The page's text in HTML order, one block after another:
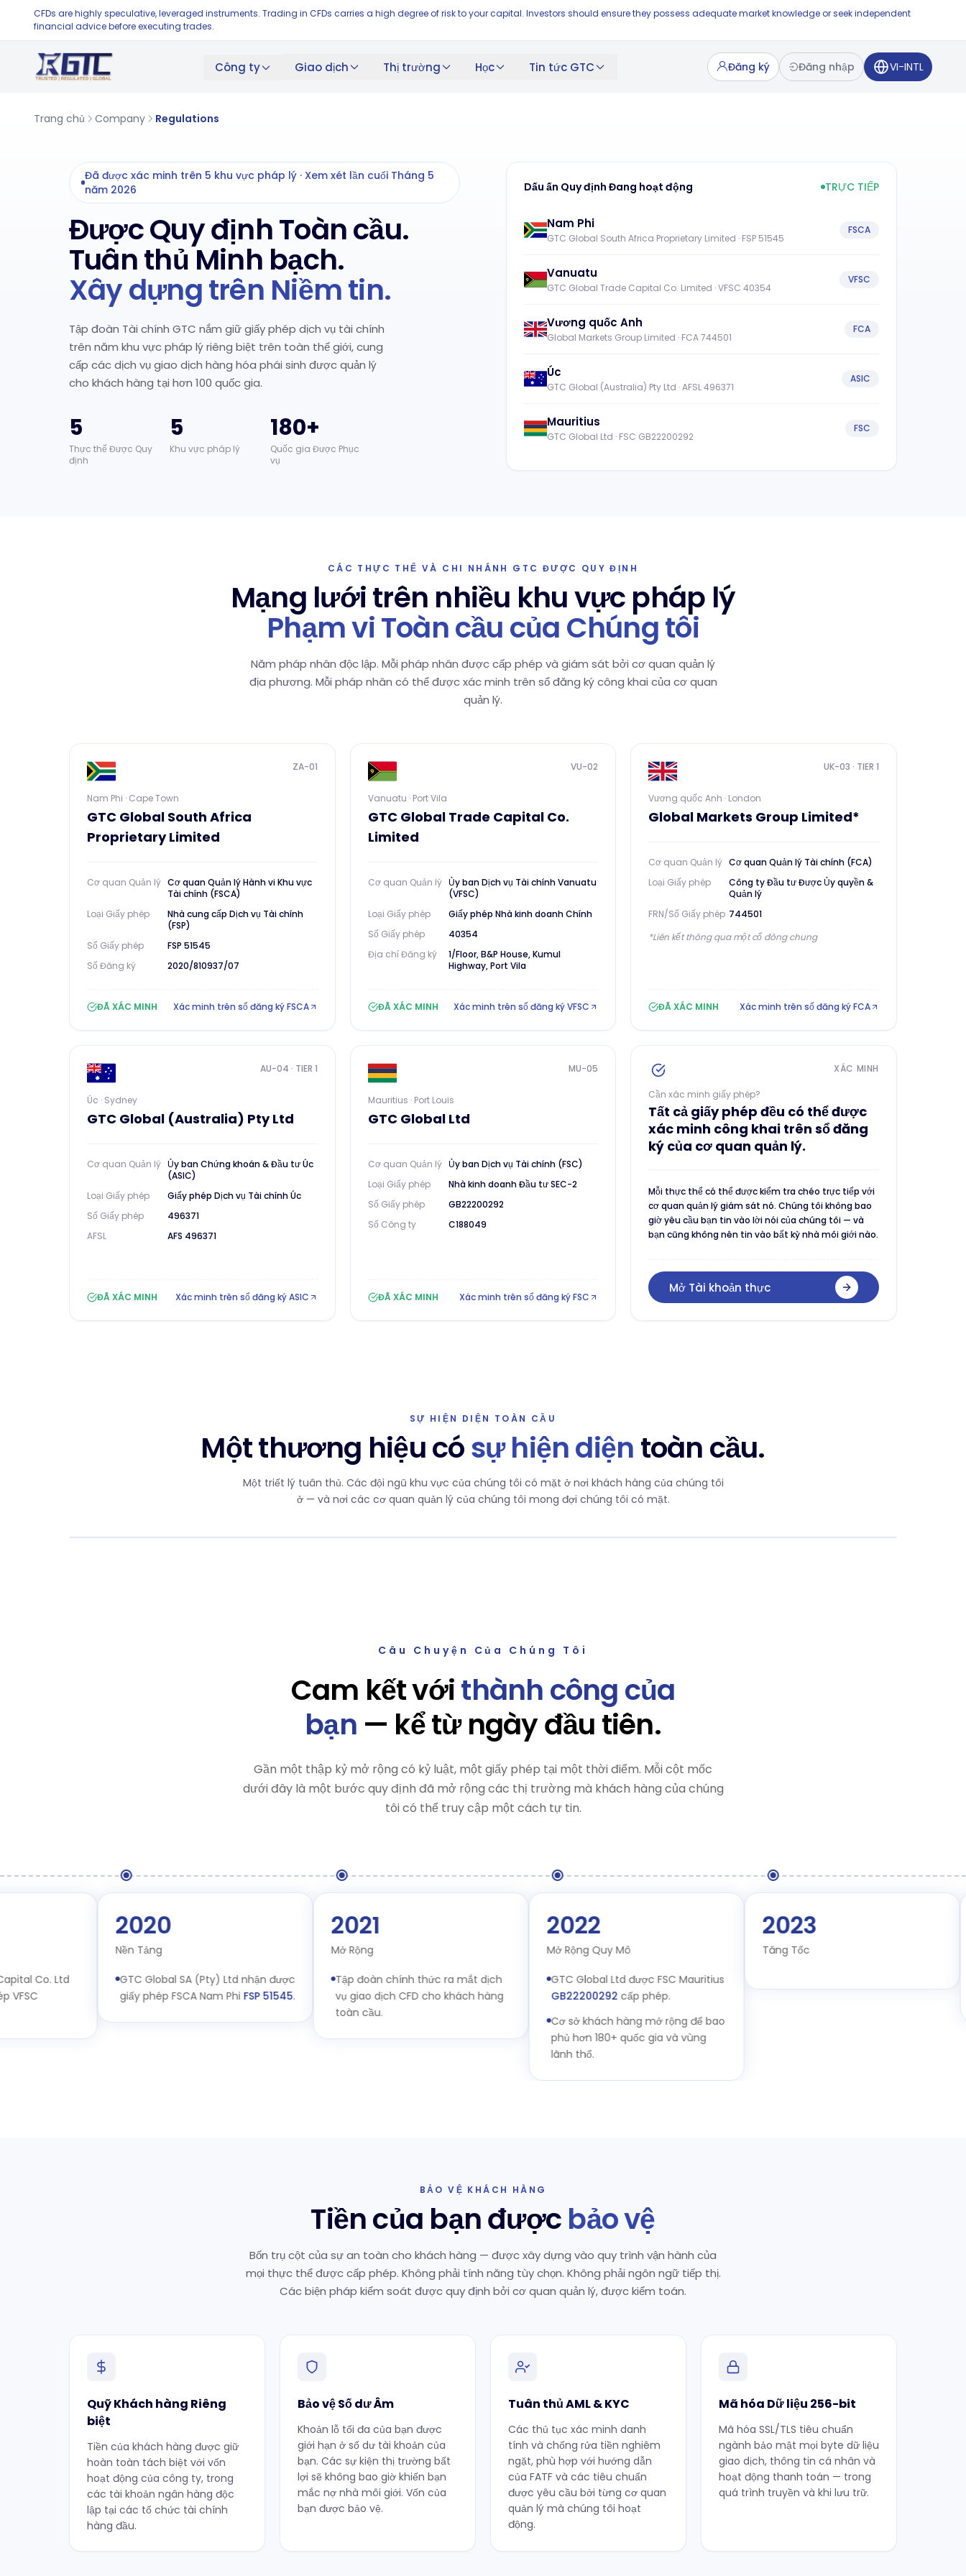
CFDs are highly speculative, leveraged instruments. Trading in CFDs carries a high degree of risk to your capital. Investors should ensure they possess adequate market knowledge or seek independent
financial advice before executing trades.
Công ty Giao dịch Thị trường Học Tin tức GTC Đăng ký Đăng nhập VI-INTL
Trang chủ Company Regulations
Đã được xác minh trên 5 khu vực pháp lý · Xem xét lần cuối Tháng 5
năm 2026
Được Quy định Toàn cầu.
Tuân thủ Minh bạch.
Xây dựng trên Niềm tin.
Tập đoàn Tài chính GTC nắm giữ giấy phép dịch vụ tài chính
trên năm khu vực pháp lý riêng biệt trên toàn thế giới, cung
cấp các dịch vụ giao dịch hàng hóa phái sinh được quản lý
cho khách hàng tại hơn 100 quốc gia.
5
Thực thể Được Quy
định
5
Khu vực pháp lý
180+
Quốc gia Được Phục
vụ
Dấu ấn Quy định Đang hoạt động TRỰC TIẾP
Nam Phi
GTC Global South Africa Proprietary Limited · FSP 51545
FSCA
Vanuatu
GTC Global Trade Capital Co. Limited · VFSC 40354
VFSC
Vương quốc Anh
Global Markets Group Limited · FCA 744501
FCA
Úc
GTC Global (Australia) Pty Ltd · AFSL 496371
ASIC
Mauritius
GTC Global Ltd · FSC GB22200292
FSC
CÁC THỰC THỂ VÀ CHI NHÁNH GTC ĐƯỢC QUY ĐỊNH
Mạng lưới trên nhiều khu vực pháp lý
Phạm vi Toàn cầu của Chúng tôi
Năm pháp nhân độc lập. Mỗi pháp nhân được cấp phép và giám sát bởi cơ quan quản lý
địa phương. Mỗi pháp nhân có thể được xác minh trên sổ đăng ký công khai của cơ quan
quản lý.
ZA-01
Nam Phi · Cape Town
GTC Global South Africa
Proprietary Limited
Cơ quan Quản lý Cơ quan Quản lý Hành vi Khu vực
Tài chính (FSCA)
Loại Giấy phép
Nhà cung cấp Dịch vụ Tài chính
(FSP)
Số Giấy phép
FSP 51545
Số Đăng ký
2020/810937/07
ĐÃ XÁC MINH Xác minh trên sổ đăng ký FSCA
VU-02
Vanuatu · Port Vila
GTC Global Trade Capital Co.
Limited
Cơ quan Quản lý
Ủy ban Dịch vụ Tài chính Vanuatu
(VFSC)
Loại Giấy phép
Giấy phép Nhà kinh doanh Chính
Số Giấy phép
40354
Địa chỉ Đăng ký
1/Floor, B&P House, Kumul
Highway, Port Vila
ĐÃ XÁC MINH Xác minh trên sổ đăng ký VFSC
UK-03 · TIER 1
Vương quốc Anh · London
Global Markets Group Limited*
Cơ quan Quản lý Cơ quan Quản lý Tài chính (FCA)
Loại Giấy phép
Công ty Đầu tư Được Ủy quyền &
Quản lý
FRN/Số Giấy phép 744501
*Liên kết thông qua một cổ đông chung
ĐÃ XÁC MINH Xác minh trên sổ đăng ký FCA
AU-04 · TIER 1
Úc · Sydney
GTC Global (Australia) Pty Ltd
Cơ quan Quản lý Ủy ban Chứng khoán & Đầu tư Úc
(ASIC)
Loại Giấy phép
Giấy phép Dịch vụ Tài chính Úc
Số Giấy phép
496371
AFSL
AFS 496371
ĐÃ XÁC MINH Xác minh trên sổ đăng ký ASIC
MU-05
Mauritius · Port Louis
GTC Global Ltd
Cơ quan Quản lý
Ủy ban Dịch vụ Tài chính (FSC)
Loại Giấy phép
Nhà kinh doanh Đầu tư SEC-2
Số Giấy phép
GB22200292
Số Công ty
C188049
ĐÃ XÁC MINH Xác minh trên sổ đăng ký FSC
XÁC MINH
Cần xác minh giấy phép?
Tất cả giấy phép đều có thể được
xác minh công khai trên sổ đăng
ký của cơ quan quản lý.
Mỗi thực thể có thể được kiểm tra chéo trực tiếp với
cơ quan quản lý giám sát nó. Chúng tôi không bao
giờ yêu cầu bạn tin vào lời nói của chúng tôi — và
bạn cũng không nên tin vào bất kỳ nhà môi giới nào.
Mở Tài khoản thực
SỰ HIỆN DIỆN TOÀN CẦU
Một thương hiệu cósự hiện diện toàn cầu.
Một triết lý tuân thủ. Các đội ngũ khu vực của chúng tôi có mặt ở nơi khách hàng của chúng tôi
ở — và nơi các cơ quan quản lý của chúng tôi mong đợi chúng tôi có mặt.
Câu Chuyện Của Chúng Tôi
Cam kết vớithành công của
bạn — kể từ ngày đầu tiên.
Gần một thập kỷ mở rộng có kỷ luật, một giấy phép tại một thời điểm. Mỗi cột mốc
dưới đây là một bước quy định đã mở rộng các thị trường mà khách hàng của chúng
tôi có thể truy cập một cách tự tin.
Co. Ltd
2020
Nền Tảng
GTC Global SA (Pty) Ltd nhận được
giấy phép FSCA Nam PhiFSP 51545.
2021
Mở Rộng
Tập đoàn chính thức ra mắt dịch
vụ giao dịch CFD cho khách hàng
toàn cầu.
2022
Mở Rộng Quy Mô
GTC Global Ltd được FSC Mauritius
GB22200292cấp phép.
Cơ sở khách hàng mở rộng để bao
phủ hơn 180+ quốc gia và vùng
lãnh thổ.
2023
Tăng Tốc
BẢO VỆ KHÁCH HÀNG
Tiền của bạn được bảo vệ
Bốn trụ cột của sự an toàn cho khách hàng — được xây dựng vào quy trình vận hành của
mọi thực thể được cấp phép. Không phải tính năng tùy chọn. Không phải ngôn ngữ tiếp thị.
Các biện pháp kiểm soát được quy định bởi cơ quan quản lý, được kiểm toán.
Quỹ Khách hàng Riêng
biệt
Tiền của khách hàng được giữ
hoàn toàn tách biệt với vốn
hoạt động của công ty, trong
các tài khoản ngân hàng độc
lập tại các tổ chức tài chính
hàng đầu.
Bảo vệ Số dư Âm
Khoản lỗ tối đa của bạn được
giới hạn ở số dư tài khoản của
bạn. Các sự kiện thị trường bất
lợi sẽ không bao giờ khiến bạn
mắc nợ nhà môi giới. Vốn của
bạn được bảo vệ.
Tuân thủ AML & KYC
Các thủ tục xác minh danh
tính và chống rửa tiền nghiêm
ngặt, phù hợp với hướng dẫn
của FATF và các tiêu chuẩn
được yêu cầu bởi từng cơ quan
quản lý mà chúng tôi hoạt
động.
Mã hóa Dữ liệu 256-bit
Mã hóa SSL/TLS tiêu chuẩn
ngành bảo mật mọi byte dữ liệu
giao dịch, thông tin cá nhân và
hoạt động thanh toán — trong
quá trình truyền và khi lưu trữ.